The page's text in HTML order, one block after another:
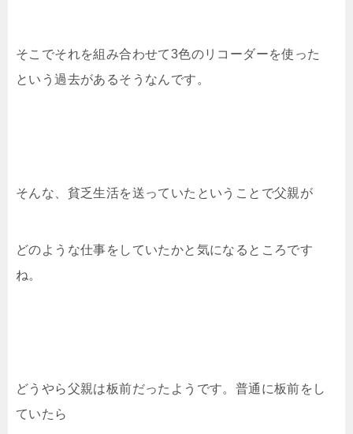
そこでそれを組み合わせて3色のリコーダーを使った
という過去があるそうなんです。
そんな、貧乏生活を送っていたということで父親が
どのような仕事をしていたかと気になるところです
ね。
どうやら父親は板前だったようです。普通に板前をし
ていたら